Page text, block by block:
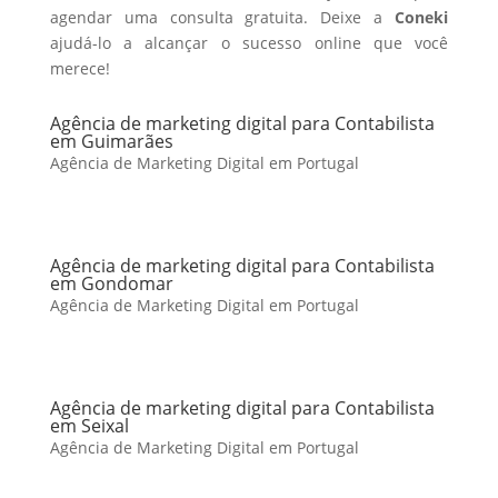
agendar uma consulta gratuita. Deixe aConeki
ajudá-lo a alcançar o sucesso online que você
merece!
Agência de marketing digital para Contabilista
em Guimarães
Agência de Marketing Digital em Portugal
Agência de marketing digital para Contabilista
em Gondomar
Agência de Marketing Digital em Portugal
Agência de marketing digital para Contabilista
em Seixal
Agência de Marketing Digital em Portugal